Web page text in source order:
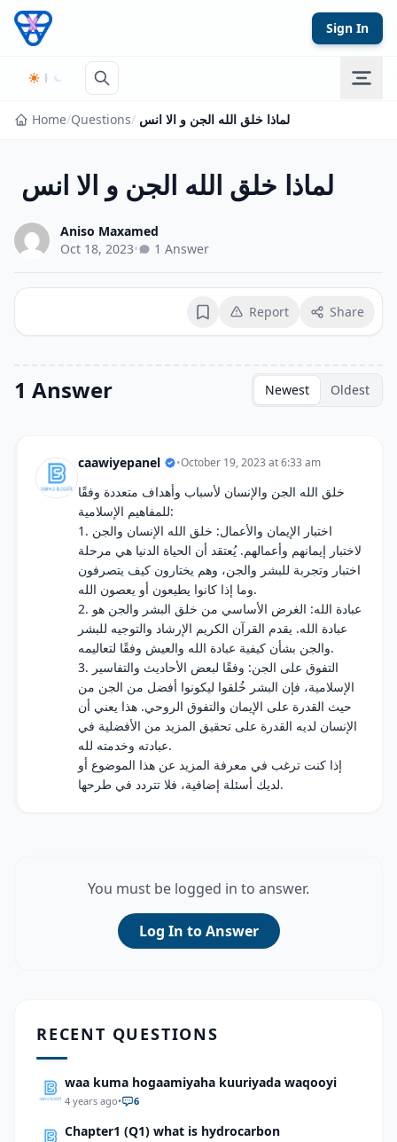
Skip to content
Sign In
Home/Questions/ لماذا ‏خلق ‏الله ‏الجن ‏و ‏الا ‏انس ‏
لماذا ‏خلق ‏الله ‏الجن ‏و ‏الا ‏انس ‏
Aniso Maxamed
Oct 18, 2023• 1 Answer
BookmarkReport Share
1 Answer Newest Oldest
caawiyepanel •October 19, 2023 at 6:33 am
خلق الله الجن والإنسان لأسباب وأهداف متعددة وفقًا
للمفاهيم الإسلامية:
1. اختبار الإيمان والأعمال: خلق الله الإنسان والجن
لاختبار إيمانهم وأعمالهم. يُعتقد أن الحياة الدنيا هي مرحلة
اختبار وتجربة للبشر والجن، وهم يختارون كيف يتصرفون
وما إذا كانوا يطيعون أو يعصون الله.
2. عبادة الله: الغرض الأساسي من خلق البشر والجن هو
عبادة الله. يقدم القرآن الكريم الإرشاد والتوجيه للبشر
والجن بشأن كيفية عبادة الله والعيش وفقًا لتعاليمه.
3. التفوق على الجن: وفقًا لبعض الأحاديث والتفاسير
الإسلامية، فإن البشر خُلقوا ليكونوا أفضل من الجن من
حيث القدرة على الإيمان والتفوق الروحي. هذا يعني أن
الإنسان لديه القدرة على تحقيق المزيد من الأفضلية في
عبادته وخدمته لله.
إذا كنت ترغب في معرفة المزيد عن هذا الموضوع أو
لديك أسئلة إضافية، فلا تتردد في طرحها.
You must be logged in to answer.
Log In to Answer
RECENT QUESTIONS
waa kuma hogaamiyaha kuuriyada waqooyi
4 years ago• 6
Chapter1 (Q1) what is hydrocarbon